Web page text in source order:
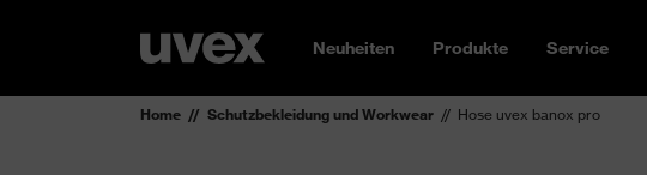
Neuheiten Produkte Service
Home Schutzbekleidung und Workwear Hose uvex banox pro